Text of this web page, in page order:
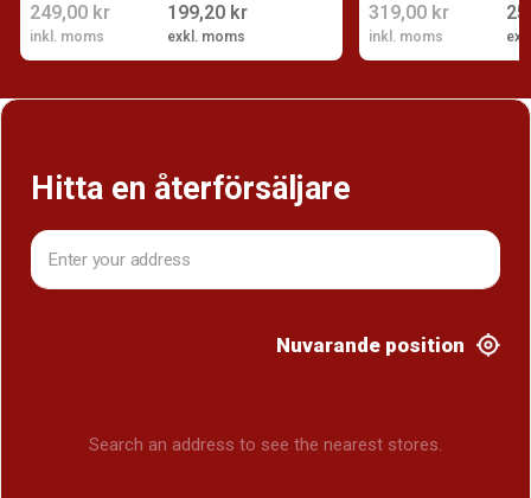
199,20 kr
exkl. moms
249,00 kr
inkl. moms
319,00 kr
inkl. moms
Hitta en återförsäljare
Nuvarande position
Search an address to see the nearest stores.